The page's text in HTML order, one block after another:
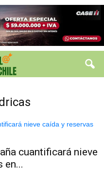
cuantificará nieve
en...